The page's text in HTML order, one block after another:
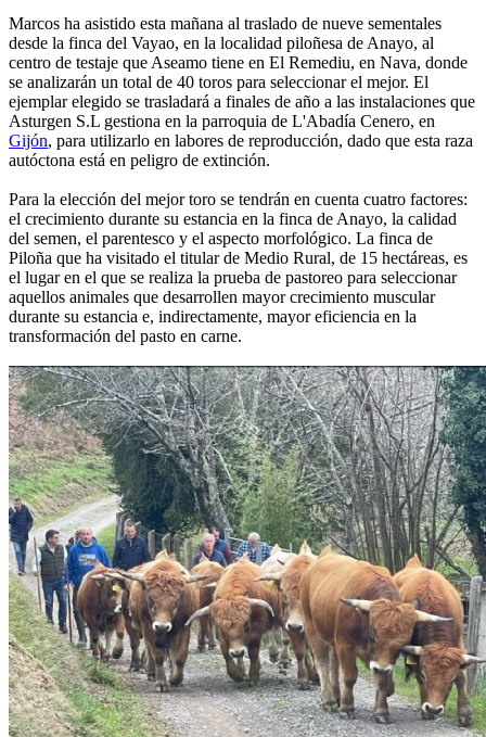
Marcos ha asistido esta mañana al traslado de nueve sementales
desde la finca del Vayao, en la localidad piloñesa de Anayo, al
centro de testaje que Aseamo tiene en El Remediu, en Nava, donde
se analizarán un total de 40 toros para seleccionar el mejor. El
ejemplar elegido se trasladará a finales de año a las instalaciones que
Asturgen S.L gestiona en la parroquia de L'Abadía Cenero, en
Gijón, para utilizarlo en labores de reproducción, dado que esta raza
autóctona está en peligro de extinción.
Para la elección del mejor toro se tendrán en cuenta cuatro factores:
el crecimiento durante su estancia en la finca de Anayo, la calidad
del semen, el parentesco y el aspecto morfológico. La finca de
Piloña que ha visitado el titular de Medio Rural, de 15 hectáreas, es
el lugar en el que se realiza la prueba de pastoreo para seleccionar
aquellos animales que desarrollen mayor crecimiento muscular
durante su estancia e, indirectamente, mayor eficiencia en la
transformación del pasto en carne.